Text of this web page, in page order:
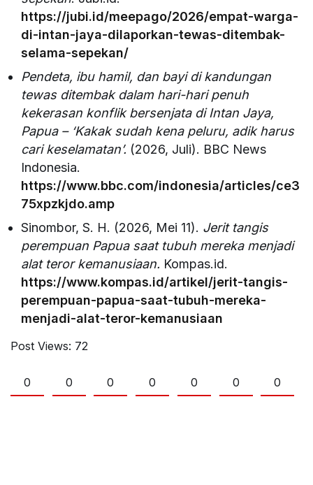
https://jubi.id/meepago/2026/empat-warga-
di-intan-jaya-dilaporkan-tewas-ditembak-
selama-sepekan/
Pendeta, ibu hamil, dan bayi di kandungan
tewas ditembak dalam hari-hari penuh
kekerasan konflik bersenjata di Intan Jaya,
Papua – ‘Kakak sudah kena peluru, adik harus
cari keselamatan’. (2026, Juli). BBC News
Indonesia.
https://www.bbc.com/indonesia/articles/ce3
75xpzkjdo.amp
Sinombor, S. H. (2026, Mei 11). Jerit tangis
perempuan Papua saat tubuh mereka menjadi
alat teror kemanusiaan. Kompas.id.
https://www.kompas.id/artikel/jerit-tangis-
perempuan-papua-saat-tubuh-mereka-
menjadi-alat-teror-kemanusiaan
Post Views: 72
0 0 0 0 0 0 0